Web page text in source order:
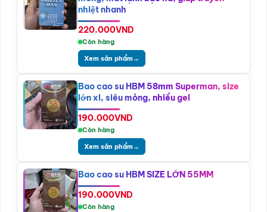
nhiệt nhanh
220.000VND
Còn hàng
Xem sản phẩm→
Bao cao su HBM 58mm Superman, size
lớn xl, siêu mỏng, nhiều gel
190.000VND
Còn hàng
Xem sản phẩm→
Bao cao su HBM SIZE LỚN 55MM
190.000VND
Còn hàng